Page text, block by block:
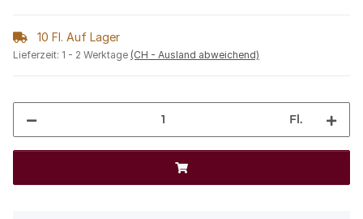
10 Fl. Auf Lager
Lieferzeit: 1 - 2 Werktage (CH - Ausland abweichend)
Fl.